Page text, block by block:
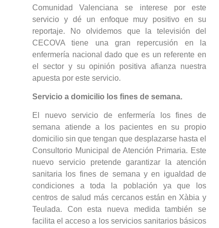
Comunidad Valenciana se interese por este
servicio y dé un enfoque muy positivo en su
reportaje. No olvidemos que la televisión del
CECOVA tiene una gran repercusión en la
enfermería nacional dado que es un referente en
el sector y su opinión positiva afianza nuestra
apuesta por este servicio.
Servicio a domicilio los fines de semana.
El nuevo servicio de enfermería los fines de
semana atiende a los pacientes en su propio
domicilio sin que tengan que desplazarse hasta el
Consultorio Municipal de Atención Primaria. Este
nuevo servicio pretende garantizar la atención
sanitaria los fines de semana y en igualdad de
condiciones a toda la población ya que los
centros de salud más cercanos están en Xàbia y
Teulada. Con esta nueva medida también se
facilita el acceso a los servicios sanitarios básicos